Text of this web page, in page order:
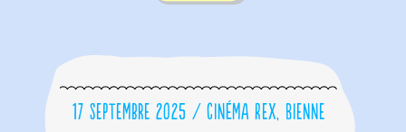
17 septembre 2025 / Cinéma Rex, Bienne